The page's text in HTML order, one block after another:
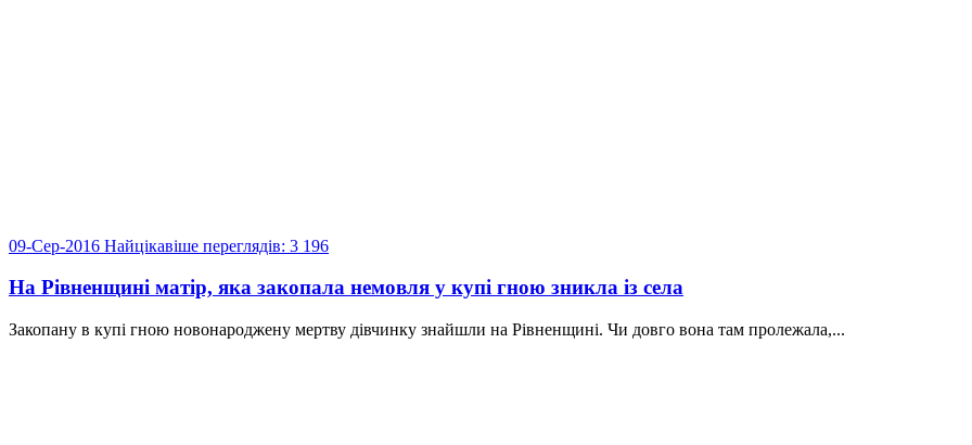
09-Сер-2016 Найцікавіше переглядів: 3 196
На Рівненщині матір, яка закопала немовля у купі гною зникла із села
Закопану в купі гною новонароджену мертву дівчинку знайшли на Рівненщині. Чи довго вона там пролежала,...